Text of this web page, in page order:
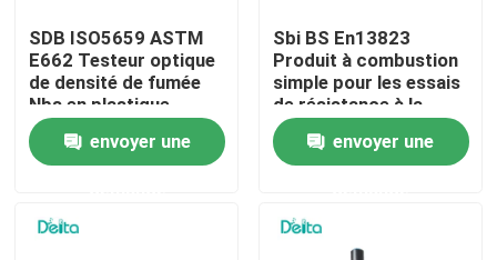
À la maison
Produits
SDB ISO5659 ASTM
E662 Testeur optique
de densité de fumée
Nbs en plastique
envoyer une
Sbi BS En13823
Produit à combustion
simple pour les essais
de résistance à la
flamme
envoyer une